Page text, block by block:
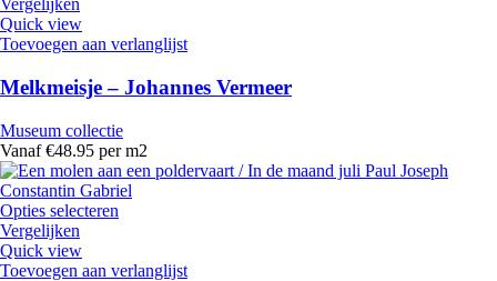
Vergelijken
Quick view
Toevoegen aan verlanglijst
Melkmeisje – Johannes Vermeer
Museum collectie
Vanaf €48.95 per m2
Opties selecteren
Vergelijken
Quick view
Toevoegen aan verlanglijst